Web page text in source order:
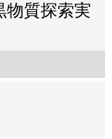
物質探索実